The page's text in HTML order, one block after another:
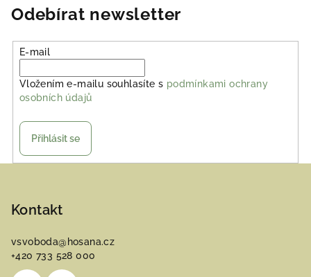
Odebírat newsletter
E-mail
Vložením e-mailu souhlasíte s podmínkami ochrany
osobních údajů
Přihlásit se
Kontakt
vsvoboda@ hosana.cz
+420 733 528 000